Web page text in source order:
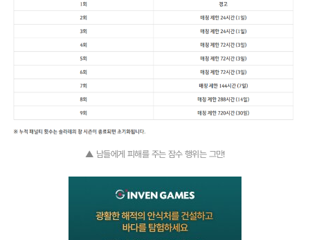
▲ 남들에게 피해를 주는 잠수 행위는 그만!